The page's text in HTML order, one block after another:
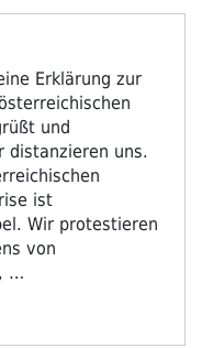
Erklärung zur
und
distanzieren uns.
ist
Wir protestieren
von
…